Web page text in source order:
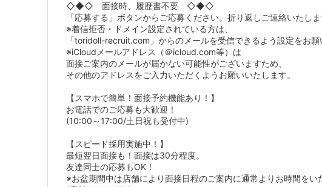
◇◆◇ 面接時、履歴書不要 ◇◆◇
「応募する」ボタンからご応募ください。折り返しご連絡いたし
※着信拒否・ドメイン設定されている方は、
「toridoll-recruit.com」からのメールを受信できるよう設定をお
※iCloudメールアドレス（＠icloud.com等）は
面接ご案内のメールが届かない可能性がございますため、
その他のアドレスをご入力いただくようお願いいたします。
【スマホで簡単！面接予約機能あり！】
お電話でのご応募も大歓迎！
(10:00～17:00/土日祝も受付中)
【スピード採用実施中！】
最短翌日面接も！面接は30分程度。
友達同士の応募もOK！
※お盆期間中は店舗により面接日程のご案内に通常よりお時間をい